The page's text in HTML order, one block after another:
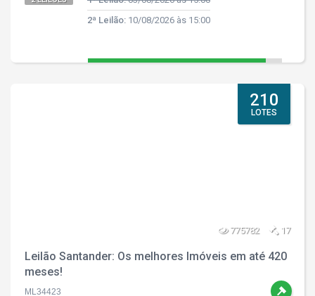
2ª Leilão: 10/08/2026 às 15:00
210
LOTES
775782 17
Leilão Santander: Os melhores Imóveis em até 420
meses!
ML34423